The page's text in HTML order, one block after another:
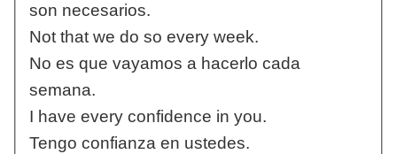
son necesarios.
Not that we do so every week.
No es que vayamos a hacerlo cada
semana.
I have every confidence in you.
Tengo confianza en ustedes.